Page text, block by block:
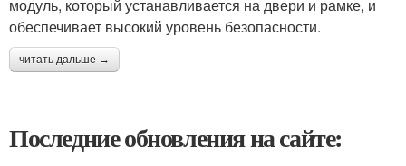
модуль, который устанавливается на двери и рамке, и
обеспечивает высокий уровень безопасности.
читать дальше →
Последние обновления на сайте: